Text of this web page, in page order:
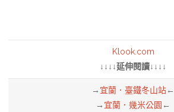
Klook.com
↓↓↓↓延伸閱讀↓↓↓↓
→ 宜蘭．臺鐵冬山站←
→ 宜蘭．幾米公園 ←